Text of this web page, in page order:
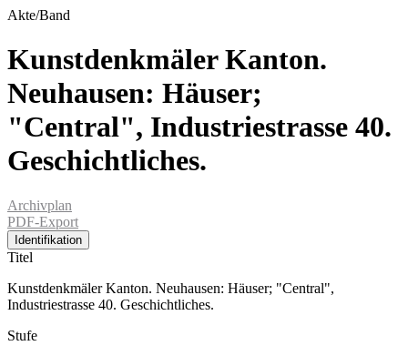
Akte/Band
Kunstdenkmäler Kanton.
Neuhausen: Häuser;
"Central", Industriestrasse 40.
Geschichtliches.
Archivplan
PDF-Export
Identifikation
Titel
Kunstdenkmäler Kanton. Neuhausen: Häuser; "Central",
Industriestrasse 40. Geschichtliches.
Stufe